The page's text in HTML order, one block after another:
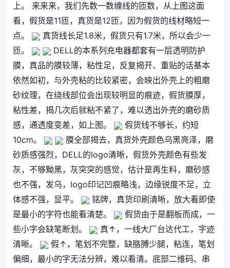
上。 来来来，我们先数一数缠线的匝数，从上图这面
看，假货是11匝，真货是12匝，因为假货的线材略短一
点。
真货线长足1.8米，假货只有1.7米，所以会少一
匝。
DELL的本系列充电器都套有一层透明防护
膜，真品的膜较薄，粘性足，反复揭开、重贴的话基本
依然如初，与外壳粘的比较紧密，会映出外壳上的粗磨
砂纹理，在绕线部位会出现较明显的痕迹，假货膜厚，
粘性差，揭几次后就粘不紧了，难以透出外壳的磨砂质
感，通透度变差，如上图。
假货线不够长，约短
10cm。
膜全部揭去，真货外壳颜色乌黑亮泽，磨
砂质感强烈，DELL的logo清晰，假货外壳颜色有些发
灰，不够黝黑，灰突突的感觉，估计是再生料，磨砂感
也不强，发乌，logo印记凹痕略浅，边缘锐度不足，立
体感不强，显平。
铭牌，真货印刷清晰，放大看即使
是最小的字符也能看清楚。
假货由于是翻板而成，一
些小字会缺笔断划。
真↑，一线大厂台达代工，字迹
清晰。
假↑，笔划不完整，缺胳膊少腿，粘连，笔划
偏细，最小的字无法分辨，难以看清。底部二维码、串